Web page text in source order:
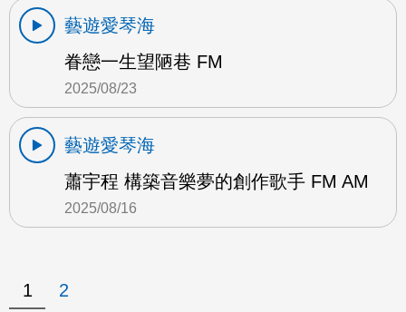
藝遊愛琴海
眷戀一生望陋巷 FM
2025/08/23
藝遊愛琴海
蕭宇程 構築音樂夢的創作歌手 FM AM
2025/08/16
1 2